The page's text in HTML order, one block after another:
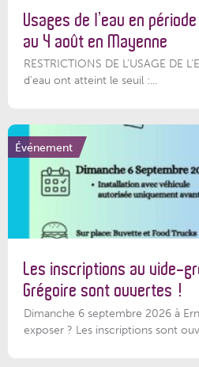
Usages de l’eau en
au 4 août en Mayenne
RESTRICTIONS DE L’USAGE DE
d'eau ont atteint le seuil :...
Événement
Les inscriptions au vide-
Grégoire sont ouvertes !
Dimanche 6 septembre 2026 à
exposer ? Les inscriptions sont